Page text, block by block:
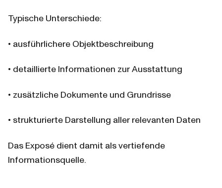
Typische Unterschiede:
• ausführlichere Objektbeschreibung
• detaillierte Informationen zur Ausstattung
• zusätzliche Dokumente und Grundrisse
• strukturierte Darstellung aller relevanten Daten
Das Exposé dient damit als vertiefende
Informationsquelle.